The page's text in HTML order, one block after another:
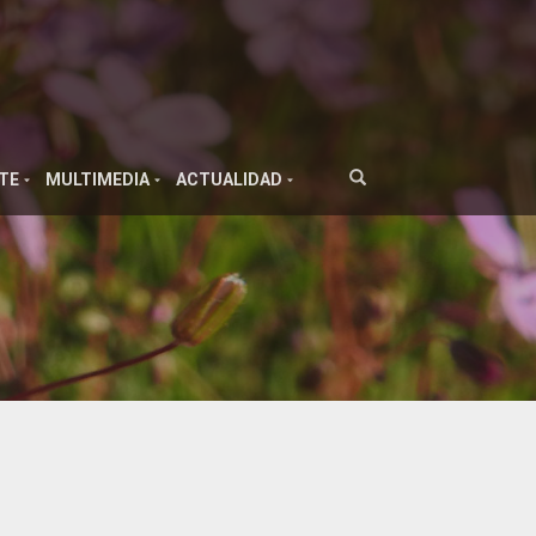
MULTIMEDIA ACTUALIDAD